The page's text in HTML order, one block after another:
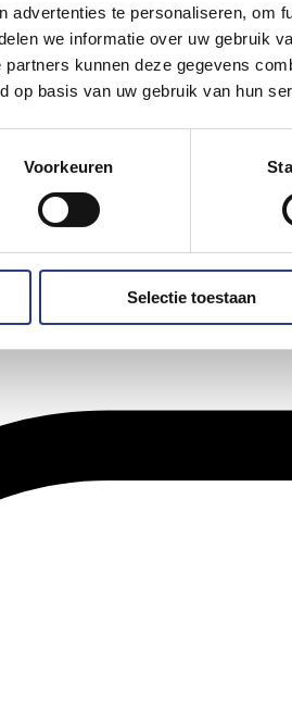
advertenties te personaliseren, om
we informatie over uw gebruik
kunnen deze gegevens
op basis van uw gebruik van hun
Voorkeuren
Selectie toestaan